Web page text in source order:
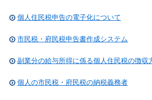
個人住民税申告の電子化について
市民税・府民税申告書作成システム
副業分の給与所得に係る個人住民税の徴収
個人の市民税・府民税の納税義務者